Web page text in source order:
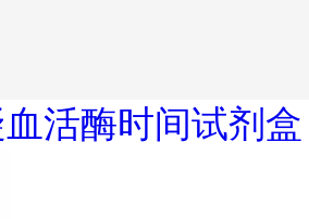
活酶时间试剂盒